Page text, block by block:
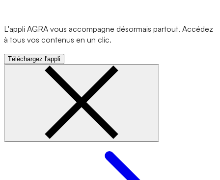
L'appli AGRA vous accompagne désormais partout. Accédez
à tous vos contenus en un clic.
Téléchargez l'appli